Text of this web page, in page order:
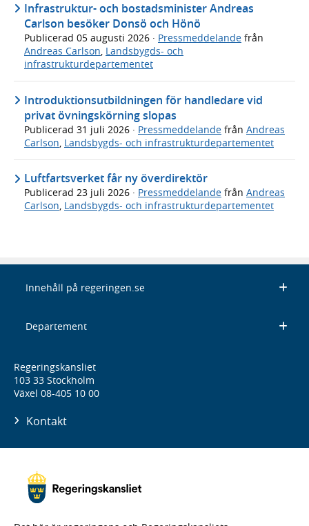
Infrastruktur- och bostadsminister Andreas
Carlson besöker Donsö och Hönö
Publicerad 05 augusti 2026 · Pressmeddelande från
Andreas Carlson, Landsbygds- och
infrastrukturdepartementet
Introduktionsutbildningen för handledare vid
privat övningskörning slopas
Publicerad 31 juli 2026 · Pressmeddelande från Andreas
Carlson Landsbygds- och infrastrukturdepartementet
Luftfartsverket får ny överdirektör
Publicerad 23 juli 2026 · Pressmeddelande från Andreas
Carlson, Landsbygds- och infrastrukturdepartementet
Innehåll på regeringen.se
Departement
Regeringskansliet
103 33 Stockholm
Växel 08-405 10 00
Kontakt